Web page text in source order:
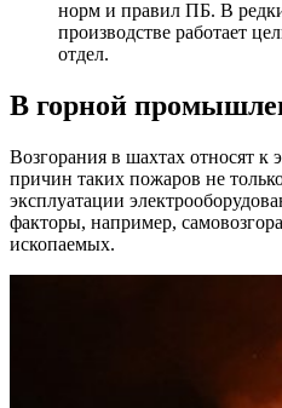
норм и правил ПБ. В
производстве работает
отдел.
В горной
Возгорания в шахтах относят
причин таких пожаров не
эксплуатации
факторы, например,
ископаемых.